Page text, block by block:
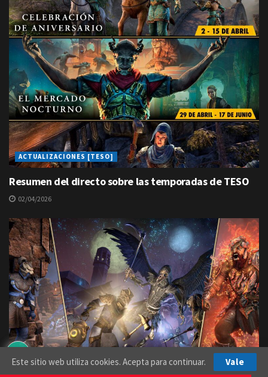
ACTUALIZACIONES [TESO]
Resumen del directo sobre las temporadas de TESO
02/04/2026
Este sitio web utiliza cookies. Acepta para continuar. Vale